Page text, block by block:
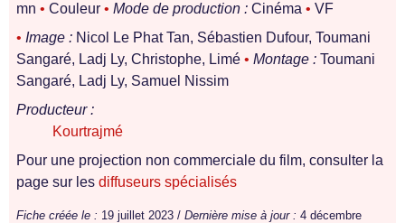
mn • Couleur • Mode de production : Cinéma • VF
• Image : Nicol Le Phat Tan, Sébastien Dufour, Toumani
Sangaré, Ladj Ly, Christophe, Limé • Montage : Toumani
Sangaré, Ladj Ly, Samuel Nissim
Producteur :
Kourtrajmé
Pour une projection non commerciale du film, consulter la
page sur les diffuseurs spécialisés
Fiche créée le : 19 juillet 2023 / Dernière mise à jour : 4 décembre